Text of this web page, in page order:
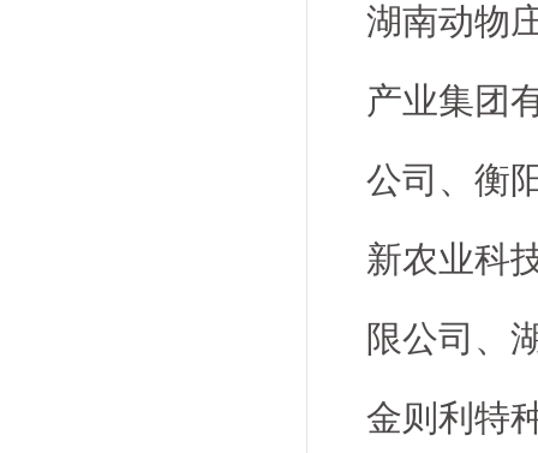
湖南动物
产业集团
公司、衡
新农业科
限公司、
金则利特